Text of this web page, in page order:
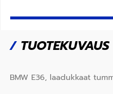
/TUOTEKUVAUS
BMW E36, laadukkaat